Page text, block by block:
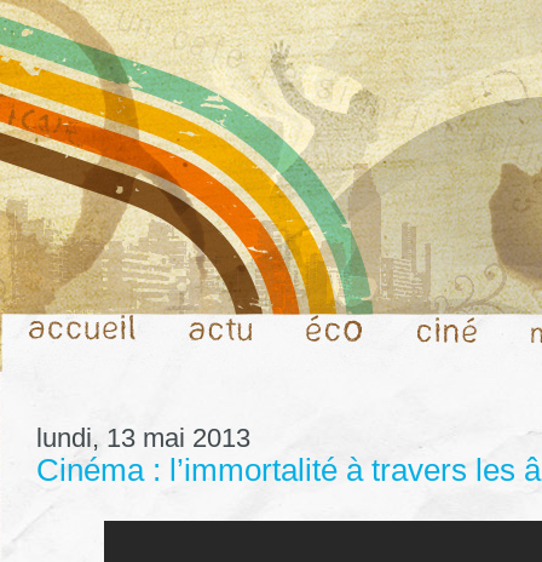
lundi, 13 mai 2013
Cinéma : l’immortalité à travers les